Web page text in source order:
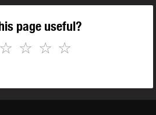
page useful?
☆
☆
☆
☆